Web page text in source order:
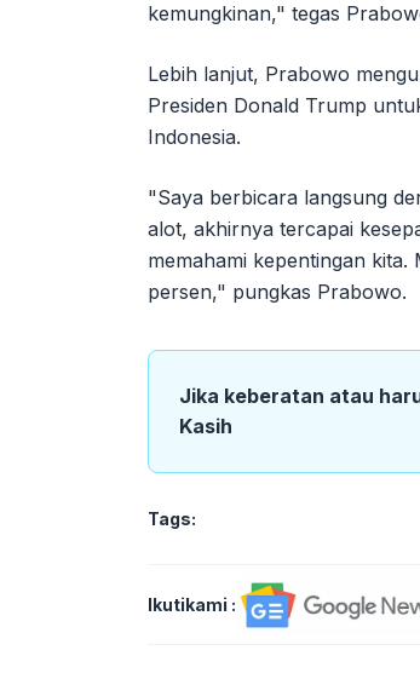
kemungkinan," tegas
Lebih lanjut, Prabowo
Presiden Donald Trump
Indonesia.
"Saya berbicara langsung
alot, akhirnya tercapai
memahami kepentingan
persen," pungkas Prabowo.
Jika keberatan atau
Kasih
Tags:
Ikutikami :